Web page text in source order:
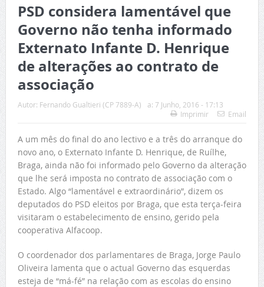
PSD considera lamentável que
Governo não tenha informado
Externato Infante D. Henrique
de alterações ao contrato de
associação
Autor: Fernando Gualtieri (CP 7889-A) a: 7 Junho, 2016 - 17:13
Imprimir
Email
A um mês do final do ano lectivo e a três do arranque do
novo ano, o Externato Infante D. Henrique, de Ruílhe,
Braga, ainda não foi informado pelo Governo da alteração
que lhe será imposta no contrato de associação com o
Estado. Algo “lamentável e extraordinário”, dizem os
deputados do PSD eleitos por Braga, que esta terça-feira
visitaram o estabelecimento de ensino, gerido pela
cooperativa Alfacoop.
O coordenador dos parlamentares de Braga, Jorge Paulo
Oliveira lamenta que o actual Governo das esquerdas
esteja de “má-fé” na relação com as escolas do ensino